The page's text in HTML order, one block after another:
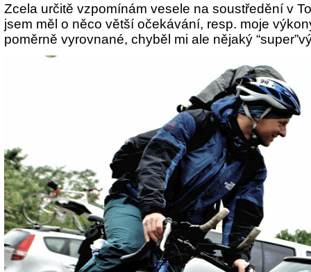
Zcela určitě vzpomínám vesele na soustředění v
jsem měl o něco větší očekávání, resp. moje
poměrně vyrovnané, chyběl mi ale nějaký